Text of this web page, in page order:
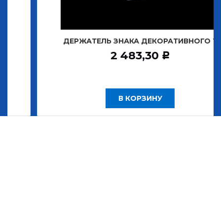
ДЕРЖАТЕЛЬ ЗНАКА ДЕКОРАТИВНОГО Т
2 483,30 Р
В КОРЗИНУ